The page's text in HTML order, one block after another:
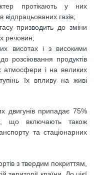
протікають у них
відпрацьованих газів;
призводить до зміни
речовин;
висотах і з високими
розсіювання продуктів
атмосфери і на великих
їх впливу на живі
двигунів припадає 75%
що включають також
та стаціонарних
з твердим покриттям,